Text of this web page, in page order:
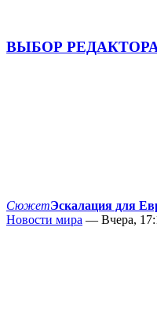
ВЫБОР
СюжетЭскалация для
Новости мира — Вчера,